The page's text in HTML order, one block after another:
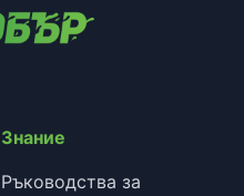
Знание
Ръководства за